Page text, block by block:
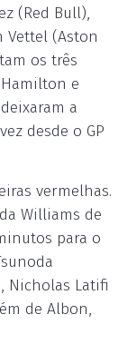
(Red Bull),
Vettel (Aston
os três
e
a
desde o GP
vermelhas.
Williams de
para o
Nicholas Latifi
de Albon,